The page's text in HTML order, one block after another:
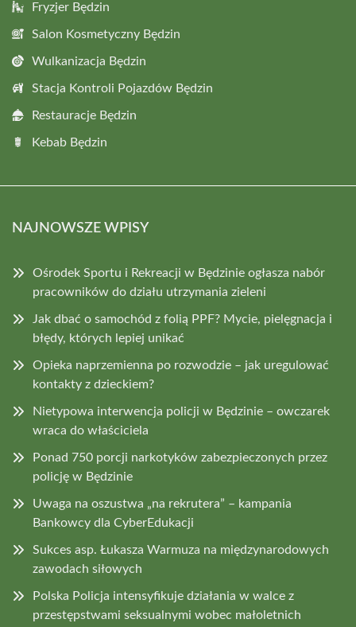
Fryzjer Będzin
Salon Kosmetyczny Będzin
Wulkanizacja Będzin
Stacja Kontroli Pojazdów Będzin
Restauracje Będzin
Kebab Będzin
NAJNOWSZE WPISY
Ośrodek Sportu i Rekreacji w Będzinie ogłasza nabór
pracowników do działu utrzymania zieleni
Jak dbać o samochód z folią PPF? Mycie, pielęgnacja i
błędy, których lepiej unikać
Opieka naprzemienna po rozwodzie – jak uregulować
kontakty z dzieckiem?
Nietypowa interwencja policji w Będzinie – owczarek
wraca do właściciela
Ponad 750 porcji narkotyków zabezpieczonych przez
policję w Będzinie
Uwaga na oszustwa „na rekrutera” – kampania
Bankowcy dla CyberEdukacji
Sukces asp. Łukasza Warmuza na międzynarodowych
zawodach siłowych
Polska Policja intensyfikuje działania w walce z
przestępstwami seksualnymi wobec małoletnich